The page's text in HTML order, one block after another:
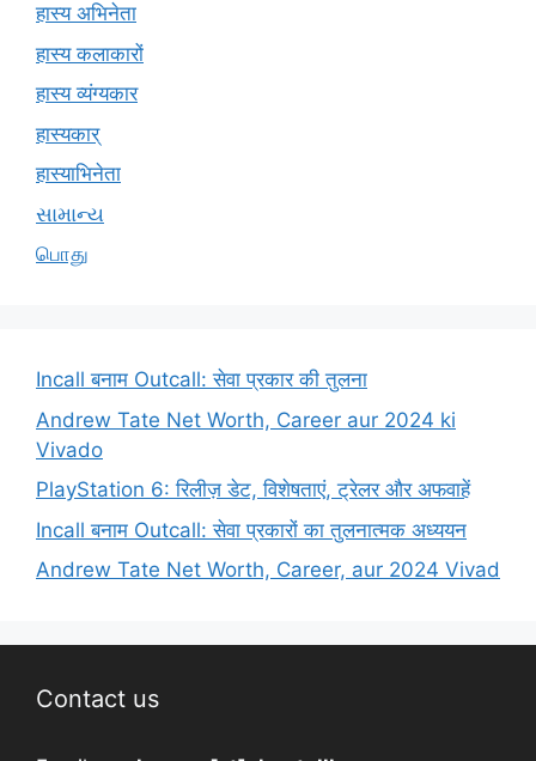
हास्य अभिनेता
हास्य कलाकारों
हास्य व्यंग्यकार
हास्यकार्
हास्याभिनेता
સામાન્ય
பொது
Incall बनाम Outcall: सेवा प्रकार की तुलना
Andrew Tate Net Worth, Career aur 2024 ki
Vivado
PlayStation 6: रिलीज़ डेट, विशेषताएं, ट्रेलर और अफवाहें
Incall बनाम Outcall: सेवा प्रकारों का तुलनात्मक अध्ययन
Andrew Tate Net Worth, Career, aur 2024 Vivad
Contact us